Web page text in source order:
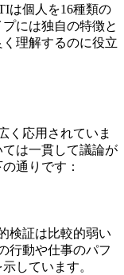
は個人を16種類の
には独自の特徴と
理解するのに役立
く応用されていま
は一貫して議論が
通りです：
検証は比較的弱い
行動や仕事のパフ
しています。